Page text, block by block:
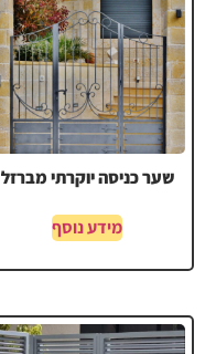
שער כניסה יוקרתי מברזל
מידע נוסף